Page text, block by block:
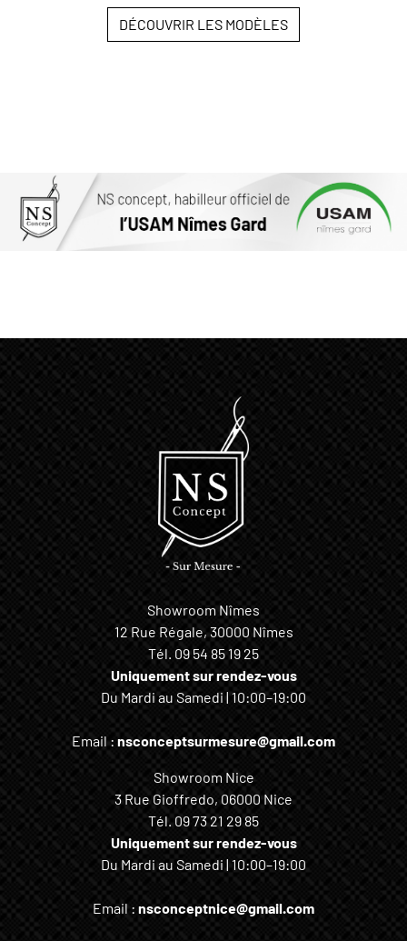
DÉCOUVRIR LES MODÈLES
Showroom Nîmes
12 Rue Régale, 30000 Nîmes
Tél. 09 54 85 19 25
Uniquement sur rendez-vous
Du Mardi au Samedi | 10:00–19:00
Email : nsconceptsurmesure@gmail.com
Showroom Nice
3 Rue Gioffredo, 06000 Nice
Tél. 09 73 21 29 85
Uniquement sur rendez-vous
Du Mardi au Samedi | 10:00–19:00
Email : nsconceptnice@gmail.com